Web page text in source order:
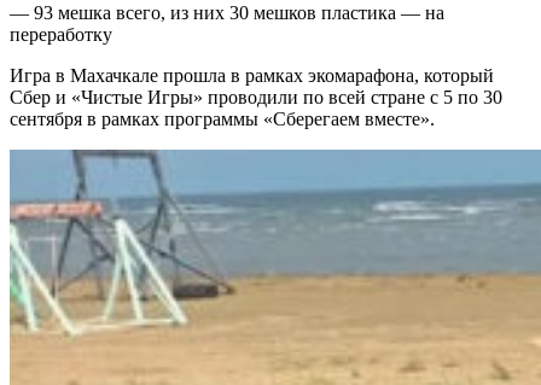
— 93 мешка всего, из них 30 мешков пластика — на
переработку
Игра в Махачкале прошла в рамках экомарафона, который
Сбер и «Чистые Игры» проводили по всей стране с 5 по 30
сентября в рамках программы «Сберегаем вместе».